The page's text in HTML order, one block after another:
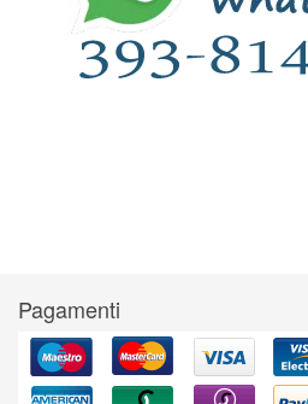
Pagamenti